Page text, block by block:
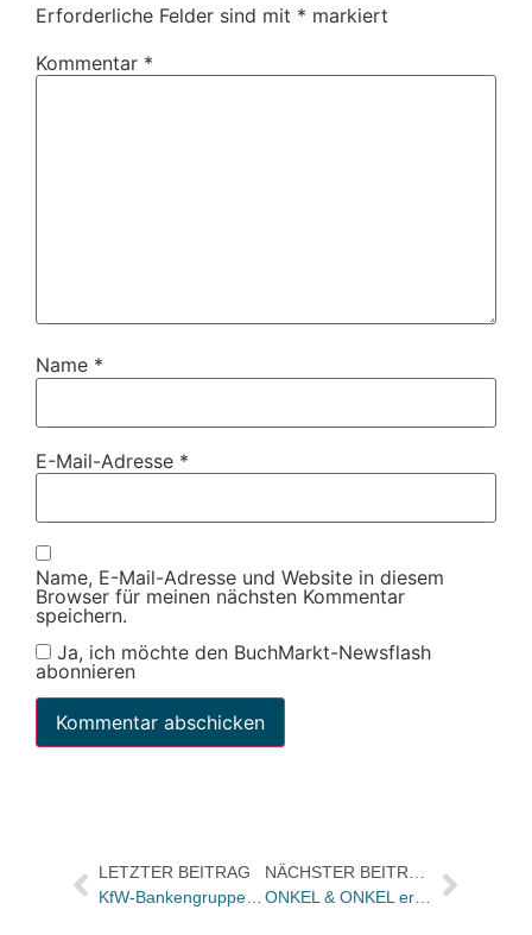
Erforderliche Felder sind mit * markiert
Kommentar *
Name *
E-Mail-Adresse *
Name, E-Mail-Adresse und Website in diesem
Browser für meinen nächsten Kommentar
speichern.
Ja, ich möchte den BuchMarkt-Newsflash
abonnieren
LETZTER BEITRAG
KfW-Bankengruppe: Erschwerte Kreditbedingungen durch mehr Banken-Anforderungen für kleine Unternehmen